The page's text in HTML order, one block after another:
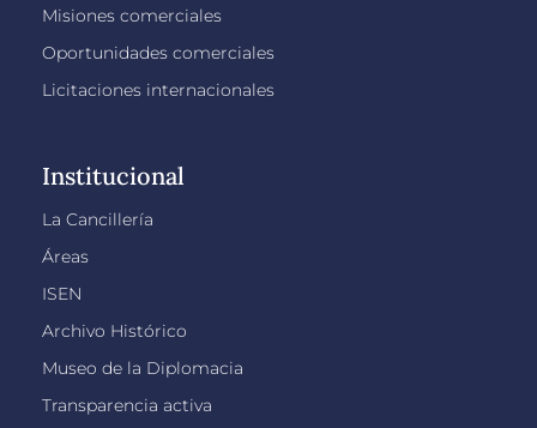
Misiones comerciales
Oportunidades comerciales
Licitaciones internacionales
Institucional
La Cancillería
Áreas
ISEN
Archivo Histórico
Museo de la Diplomacia
Transparencia activa